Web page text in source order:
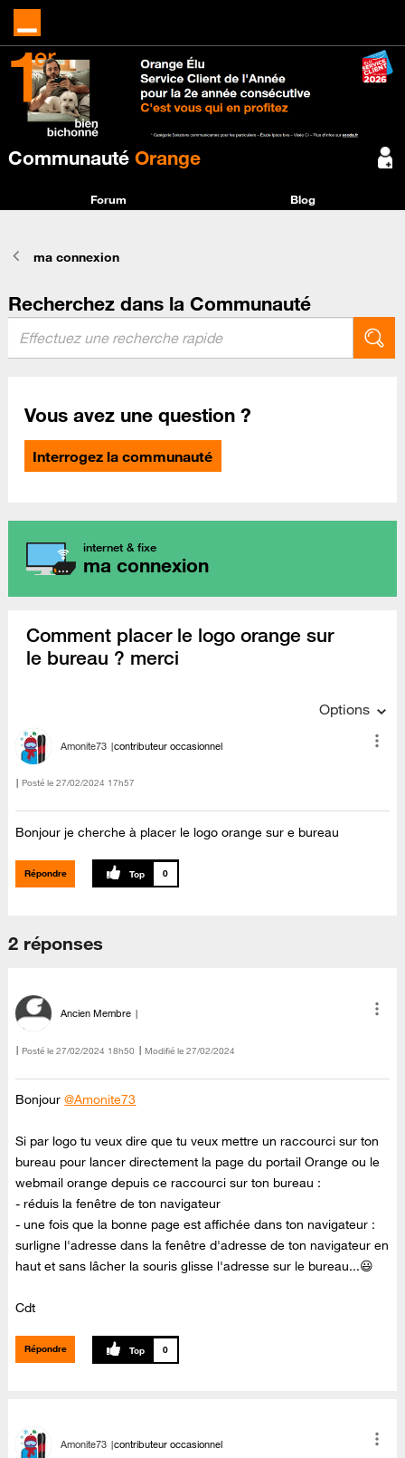
Communauté Orange
Forum Blog
ma connexion
Recherchez dans la Communauté
Vous avez une question ?
Interrogez la communauté
internet & fixe
ma connexion
Comment placer le logo orange sur
le bureau ? merci
Options
Amonite73 contributeur occasionnel
Posté le ‎27/02/2024 17h57
Bonjour je cherche à placer le logo orange sur e bureau
Répondre 0
2 réponses
Ancien Membre
Posté le ‎27/02/2024 18h50 Modifié le 27/02/2024
Bonjour@Amonite73
Si par logo tu veux dire que tu veux mettre un raccourci sur ton
bureau pour lancer directement la page du portail Orange ou le
webmail orange depuis ce raccourci sur ton bureau :
- réduis la fenêtre de ton navigateur
- une fois que la bonne page est affichée dans ton navigateur :
surligne l'adresse dans la fenêtre d'adresse de ton navigateur en
haut et sans lâcher la souris glisse l'adresse sur le bureau...😃
Cdt
Répondre 0
Amonite73 contributeur occasionnel